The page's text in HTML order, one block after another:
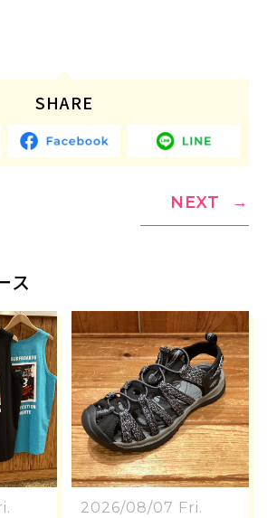
SHARE
NEXT
ス
2026/08/07 Fri.